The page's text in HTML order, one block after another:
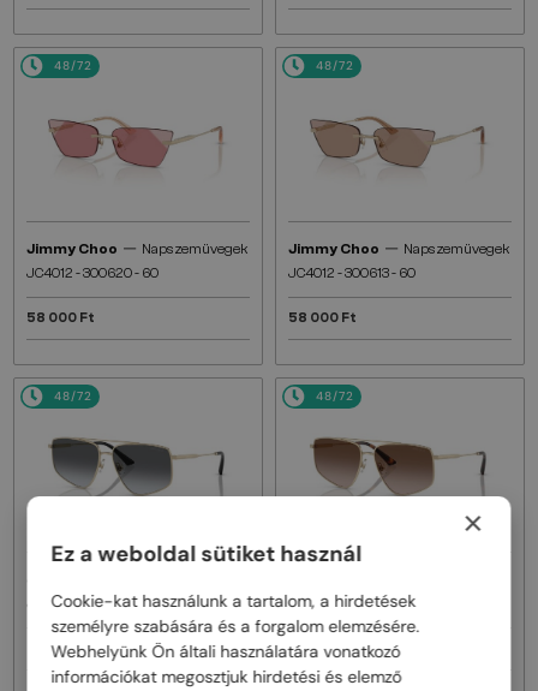
48/72
Jimmy Choo — Napszemüvegek
JC4012 - 300620 - 60
58 000 Ft
48/72
Jimmy Choo — Napszemüvegek
JC4012 - 300613 - 60
58 000 Ft
48/72
JC4011 - 3006T3 - 58
58 000 Ft
48/72
JC4011 - 300613 - 58
58 000 Ft
×
Ez a weboldal sütiket használ
Cookie-kat használunk a tartalom, a hirdetések
személyre szabására és a forgalom elemzésére.
Webhelyünk Ön általi használatára vonatkozó
információkat megosztjuk hirdetési és elemző